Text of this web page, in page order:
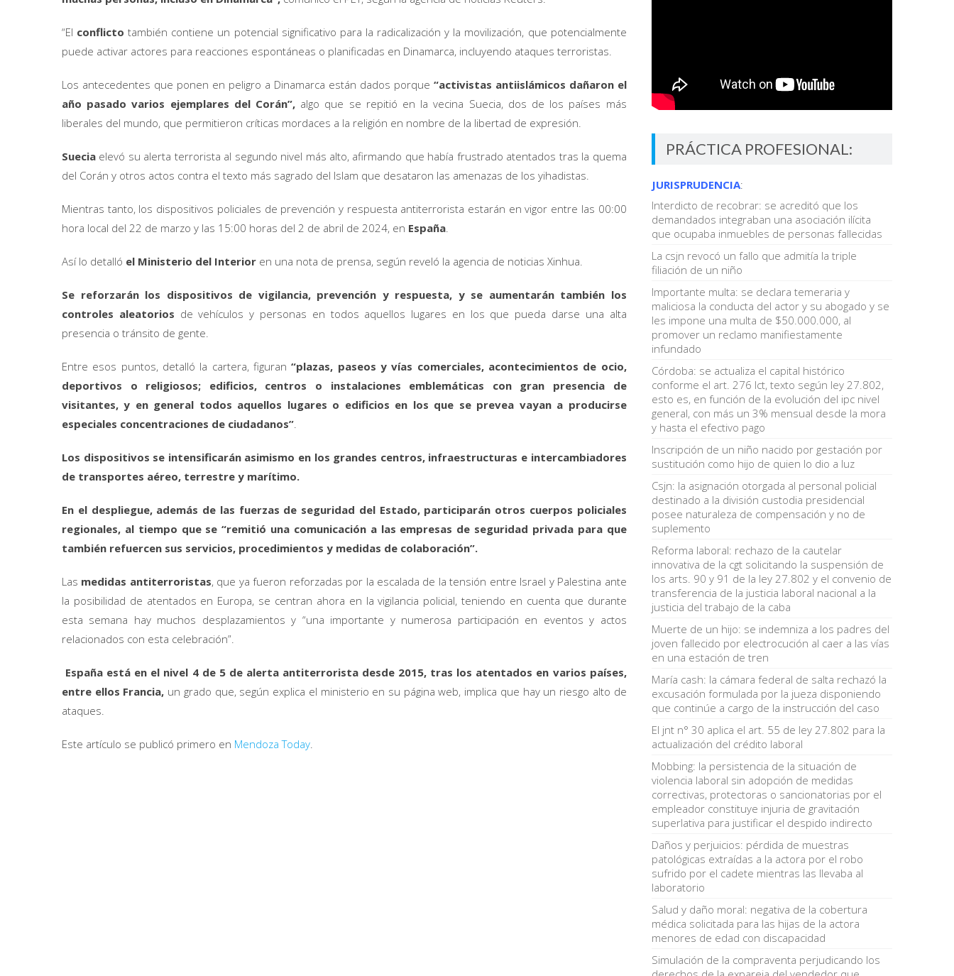
“El conflictotambién contiene un potencial significativo para la radicalización y la movilización, que potencialmente
puede activar actores para reacciones espontáneas o planificadas en Dinamarca, incluyendo ataques terroristas.
Los antecedentes que ponen en peligro a Dinamarca están dados porque “activistas antiislámicos dañaron el
año pasado varios ejemplares del Corán”, algo que se repitió en la vecina Suecia, dos de los países más
liberales del mundo, que permitieron críticas mordaces a la religión en nombre de la libertad de expresión.
Suecia elevó su alerta terrorista al segundo nivel más alto, afirmando que había frustrado atentados tras la quema
del Corán y otros actos contra el texto más sagrado del Islam que desataron las amenazas de los yihadistas.
Mientras tanto, los dispositivos policiales de prevención y respuesta antiterrorista estarán en vigor entre las 00:00
hora local del 22 de marzo y las 15:00 horas del 2 de abril de 2024, en España.
Así lo detalló el Ministerio del Interior en una nota de prensa, según reveló la agencia de noticias Xinhua.
Se reforzarán los dispositivos de vigilancia, prevención y respuesta, y se aumentarán también los
controles aleatorios de vehículos y personas en todos aquellos lugares en los que pueda darse una alta
presencia o tránsito de gente.
Entre esos puntos, detalló la cartera, figuran “plazas, paseos y vías comerciales, acontecimientos de ocio,
deportivos o religiosos; edificios, centros o instalaciones emblemáticas con gran presencia de
visitantes, y en general todos aquellos lugares o edificios en los que se prevea vayan a producirse
especiales concentraciones de ciudadanos”.
Los dispositivos se intensificarán asimismo en los grandes centros, infraestructuras e intercambiadores
de transportes aéreo, terrestre y marítimo.
En el despliegue, además de las fuerzas de seguridad del Estado, participarán otros cuerpos policiales
regionales, al tiempo que se “remitió una comunicación a las empresas de seguridad privada para que
también refuercen sus servicios, procedimientos y medidas de colaboración”.
Las medidas antiterroristas, que ya fueron reforzadas por la escalada de la tensión entre Israel y Palestina ante
la posibilidad de atentados en Europa, se centran ahora en la vigilancia policial, teniendo en cuenta que durante
esta semana hay muchos desplazamientos y “una importante y numerosa participación en eventos y actos
relacionados con esta celebración”.
España está en el nivel 4 de 5 de alerta antiterrorista desde 2015, tras los atentados en varios países,
entre ellos Francia, un grado que, según explica el ministerio en su página web, implica que hay un riesgo alto de
ataques.
Este artículo se publicó primero en Mendoza Today.
PRÁCTICA PROFESIONAL:
JURISPRUDENCIA:
Interdicto de recobrar: se acreditó que los
demandados integraban una asociación ilícita
que ocupaba inmuebles de personas fallecidas
La csjn revocó un fallo que admitía la triple
filiación de un niño
Importante multa: se declara temeraria y
maliciosa la conducta del actor y su abogado y se
les impone una multa de $50.000.000, al
promover un reclamo manifiestamente
infundado
Córdoba: se actualiza el capital histórico
conforme el art. 276 lct, texto según ley 27.802,
esto es, en función de la evolución del ipc nivel
general, con más un 3% mensual desde la mora
y hasta el efectivo pago
Inscripción de un niño nacido por gestación por
sustitución como hijo de quien lo dio a luz
Csjn: la asignación otorgada al personal policial
destinado a la división custodia presidencial
posee naturaleza de compensación y no de
suplemento
Reforma laboral: rechazo de la cautelar
innovativa de la cgt solicitando la suspensión de
los arts. 90 y 91 de la ley 27.802 y el convenio de
transferencia de la justicia laboral nacional a la
justicia del trabajo de la caba
Muerte de un hijo: se indemniza a los padres del
joven fallecido por electrocución al caer a las vías
en una estación de tren
María cash: la cámara federal de salta rechazó la
excusación formulada por la jueza disponiendo
que continúe a cargo de la instrucción del caso
El jnt n° 30 aplica el art. 55 de ley 27.802 para la
actualización del crédito laboral
Mobbing: la persistencia de la situación de
violencia laboral sin adopción de medidas
correctivas, protectoras o sancionatorias por el
empleador constituye injuria de gravitación
superlativa para justificar el despido indirecto
Daños y perjuicios: pérdida de muestras
patológicas extraídas a la actora por el robo
sufrido por el cadete mientras las llevaba al
laboratorio
Salud y daño moral: negativa de la cobertura
médica solicitada para las hijas de la actora
menores de edad con discapacidad
Simulación de la compraventa perjudicando los